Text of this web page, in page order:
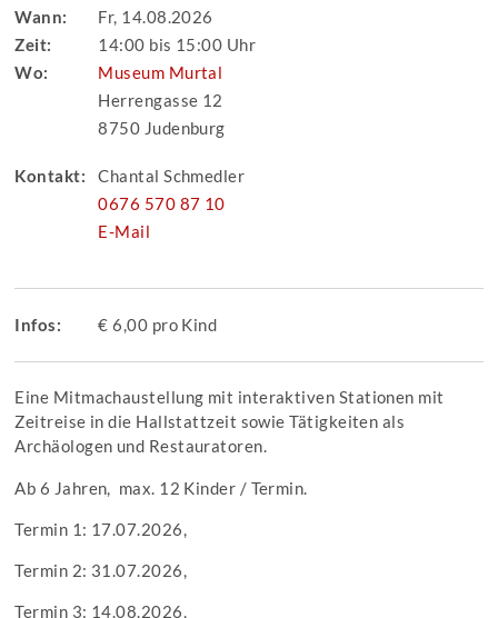
Wann:
Fr, 14.08.2026
Zeit:
14:00 bis 15:00 Uhr
Wo:
Museum Murtal
Herrengasse 12
8750 Judenburg
Kontakt:
Chantal Schmedler
0676 570 87 10
E-Mail
Infos: € 6,00 pro Kind
Eine Mitmachaustellung mit interaktiven Stationen mit
Zeitreise in die Hallstattzeit sowie Tätigkeiten als
Archäologen und Restauratoren.
Ab 6 Jahren, max. 12 Kinder / Termin.
Termin 1: 17.07.2026,
Termin 2: 31.07.2026,
Termin 3: 14.08.2026,